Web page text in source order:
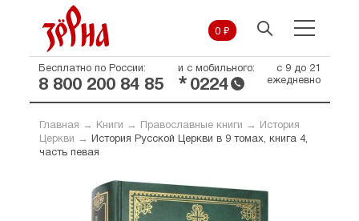
0 ₽
Бесплатно по России:
8 800 200 84 85
и с мобильного:
* 0224
с 9 до 21
ежедневно
Главная → Книги → Православные книги →
История
Церкви →
История Русской Церкви в 9 томах, книга 4,
часть певая